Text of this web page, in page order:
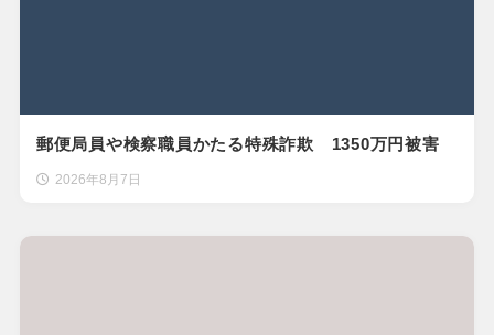
郵便局員や検察職員かたる特殊詐欺 1350万円被害
2026年8月7日